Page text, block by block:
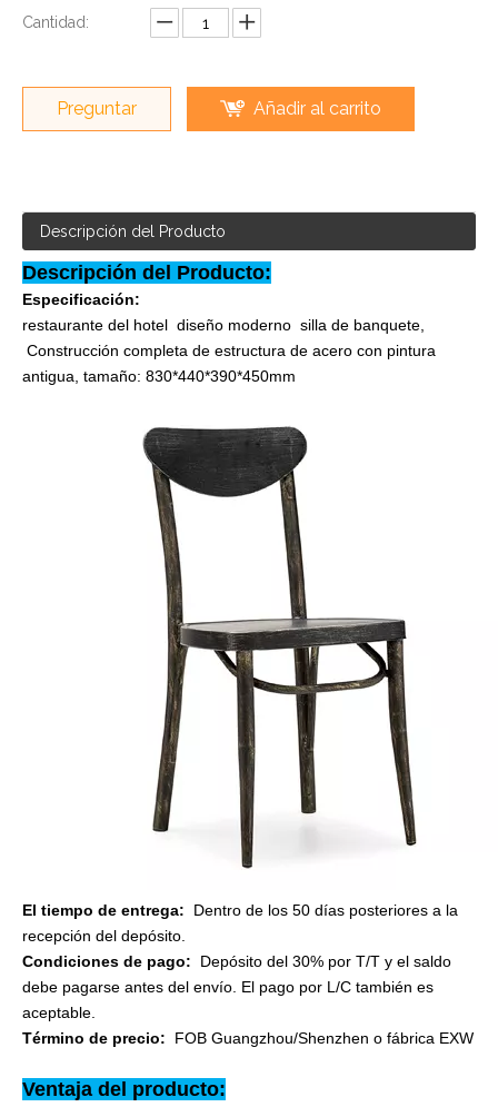
Cantidad:
Preguntar Añadir al carrito
Descripción del Producto
Descripción del Producto:
Especificación:
restaurante del hotel diseño moderno silla de banquete,
Construcción completa de estructura de acero con pintura
antigua, tamaño: 830*440*390*450mm
El tiempo de entrega:
Dentro de los 50 días posteriores a la
recepción del depósito.
Condiciones de pago:
Depósito del 30% por T/T y el saldo
debe pagarse antes del envío. El pago por L/C también es
aceptable.
Término de precio:
FOB Guangzhou/Shenzhen o fábrica EXW
Ventaja del producto: